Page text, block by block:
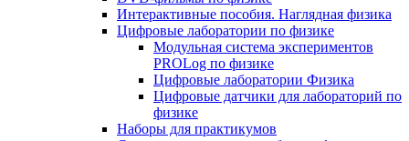
Интерактивные пособия. Наглядная физика
Цифровые лаборатории по физике
Модульная система экспериментов
PROLog по физике
Цифровые лаборатории Физика
Цифровые датчики для лабораторий по
физике
Наборы для практикумов